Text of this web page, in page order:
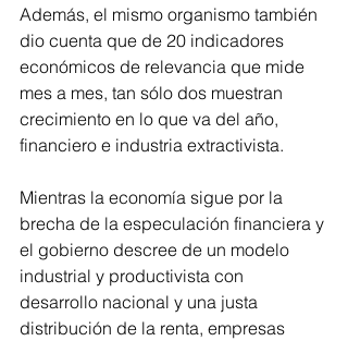
Además, el mismo organismo también
dio cuenta que de 20 indicadores
económicos de relevancia que mide
mes a mes, tan sólo dos muestran
crecimiento en lo que va del año,
financiero e industria extractivista.
Mientras la economía sigue por la
brecha de la especulación financiera y
el gobierno descree de un modelo
industrial y productivista con
desarrollo nacional y una justa
distribución de la renta, empresas